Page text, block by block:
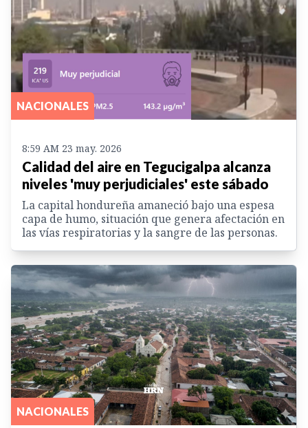
NACIONALES
8:59 AM 23 may. 2026
Calidad del aire en Tegucigalpa alcanza
niveles 'muy perjudiciales' este sábado
La capital hondureña amaneció bajo una espesa
capa de humo, situación que genera afectación en
las vías respiratorias y la sangre de las personas.
NACIONALES